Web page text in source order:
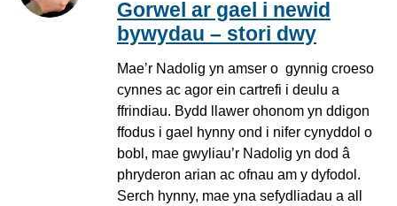
Gorwel ar gael i newid
bywydau – stori dwy
Mae’r Nadolig yn amser o gynnig croeso
cynnes ac agor ein cartrefi i deulu a
ffrindiau. Bydd llawer ohonom yn ddigon
ffodus i gael hynny ond i nifer cynyddol o
bobl, mae gwyliau’r Nadolig yn dod â
phryderon arian ac ofnau am y dyfodol.
Serch hynny, mae yna sefydliadau a all